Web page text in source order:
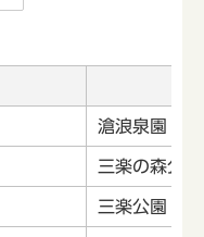
滄浪泉園
三楽の森公
三楽公園